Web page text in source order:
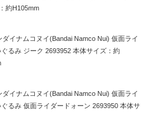
約H105mm
ダイナムコヌイ(Bandai Namco Nui) 仮面ライ
るみ ジーク 2693952 本体サイズ：約
ダイナムコヌイ(Bandai Namco Nui) 仮面ライ
るみ 仮面ライダードォーン 2693950 本体サ